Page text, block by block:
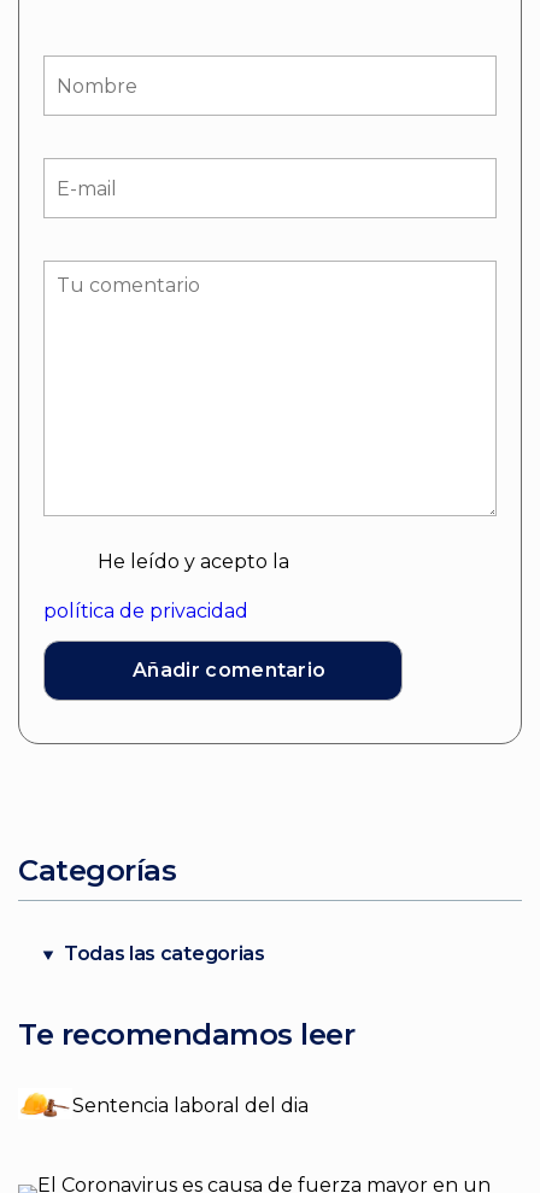
He leído y acepto la
política de privacidad
Categorías
Todas las categorias
Te recomendamos leer
Sentencia laboral del dia
El Coronavirus es causa de fuerza mayor en un